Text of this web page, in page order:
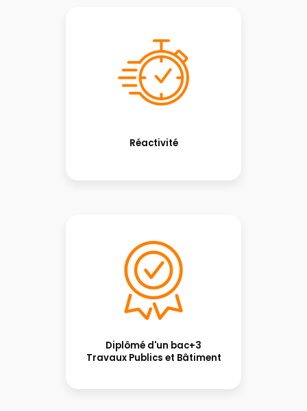
Réactivité
Diplômé d'un bac+3
Travaux Publics et Bâtiment